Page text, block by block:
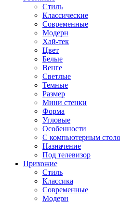
Стиль
Классические
Современные
Модерн
Хай-тек
Цвет
Белые
Венге
Светлые
Темные
Размер
Мини стенки
Форма
Угловые
Особенности
С компьютерным
Назначение
Под телевизор
Прихожие
Стиль
Классика
Современные
Модерн